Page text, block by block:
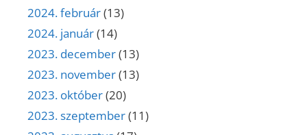
2024. február(13)
2024. január(14)
2023. december(13)
2023. november(13)
2023. október(20)
2023. szeptember(11)